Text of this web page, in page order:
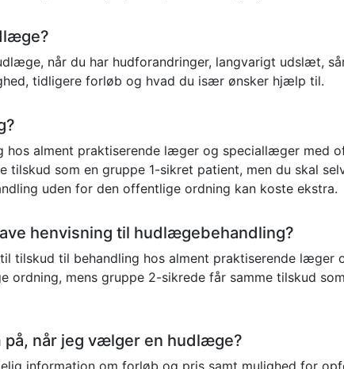
når du har hudforandringer, langvarigt udslæt,
tidligere forløb og hvad du især ønsker hjælp til.
hos alment praktiserende læger og speciallæger med
tilskud som en gruppe 1-sikret patient, men du skal
uden for den offentlige ordning kan koste ekstra.
henvisning til hudlægebehandling?
tilskud til behandling hos alment praktiserende læger
ordning, mens gruppe 2-sikrede får samme tilskud
når jeg vælger en hudlæge?
information om forløb og pris samt mulighed for